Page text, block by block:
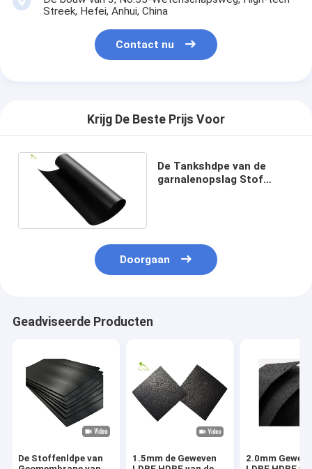
Streek, Hefei, Anhui, China
Contact nu
Krijg De Beste Prijs Voor
De Tankshdpe van de
garnalenopslag Stof
Doorgaan
Geadviseerde Producten
De Stoffenldpe van
1.5mm de Geweven
2.0mm